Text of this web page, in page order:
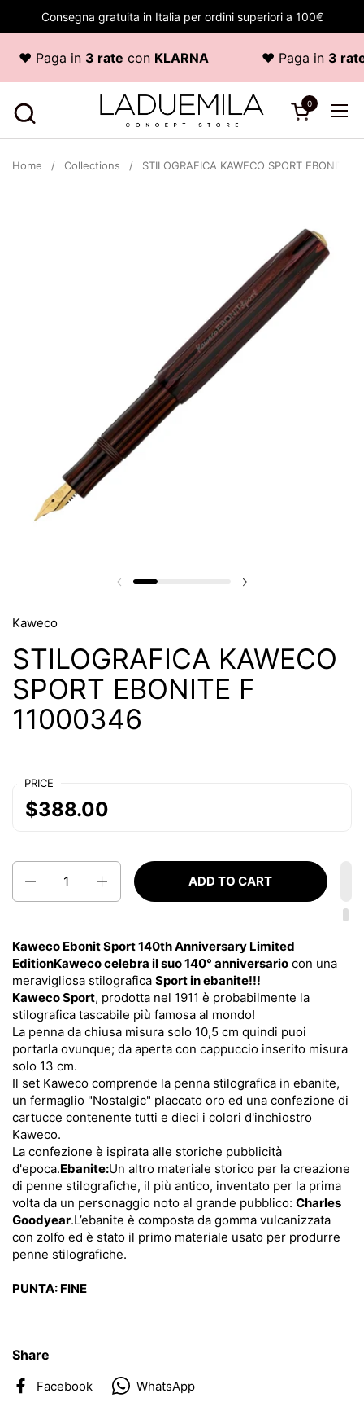
Skip to content
Consegna gratuita in Italia per ordini superiori a 100€
♥ Paga in3 rateconKLARNA ♥ Paga in3 rate
Open cart
0
Home / Collections / STILOGRAFICA KAWECO SPORT EBONITE
Kaweco
STILOGRAFICA KAWECO
SPORT EBONITE F
11000346
PRICE
$388.00
ADD TO CART
Kaweco Ebonit Sport 140th Anniversary Limited
EditionKaweco celebra il suo 140° anniversario con una
meravigliosa stilografica Sport in ebanite!!!
Kaweco Sport, prodotta nel 1911 è probabilmente la
stilografica tascabile più famosa al mondo!
La penna da chiusa misura solo 10,5 cm quindi puoi
portarla ovunque; da aperta con cappuccio inserito misura
solo 13 cm.
Il set Kaweco comprende la penna stilografica in ebanite,
un fermaglio "Nostalgic" placcato oro ed una confezione di
cartucce contenente tutti e dieci i colori d'inchiostro
Kaweco.
La confezione è ispirata alle storiche pubblicità
d'epoca.Ebanite:Un altro materiale storico per la creazione
di penne stilografiche, il più antico, inventato per la prima
volta da un personaggio noto al grande pubblico: Charles
Goodyear.L’ebanite è composta da gomma vulcanizzata
con zolfo ed è stato il primo materiale usato per produrre
penne stilografiche.
PUNTA: FINE
Share
Facebook WhatsApp